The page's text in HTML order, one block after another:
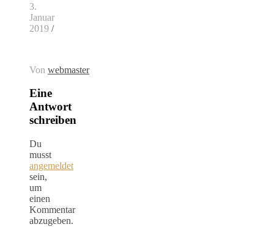
3.
Januar
2019 /
Von webmaster
Eine
Antwort
schreiben
Du
musst
angemeldet
sein,
um
einen
Kommentar
abzugeben.